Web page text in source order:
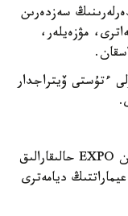
سەزدەرىن
مۋزەيلەر،
ءتۇستى ۆيتراجدار
«نۇر الەم» - 2017 -جىلى استانادا وتكەن EXPO حالىقارالىق
ديامەترى